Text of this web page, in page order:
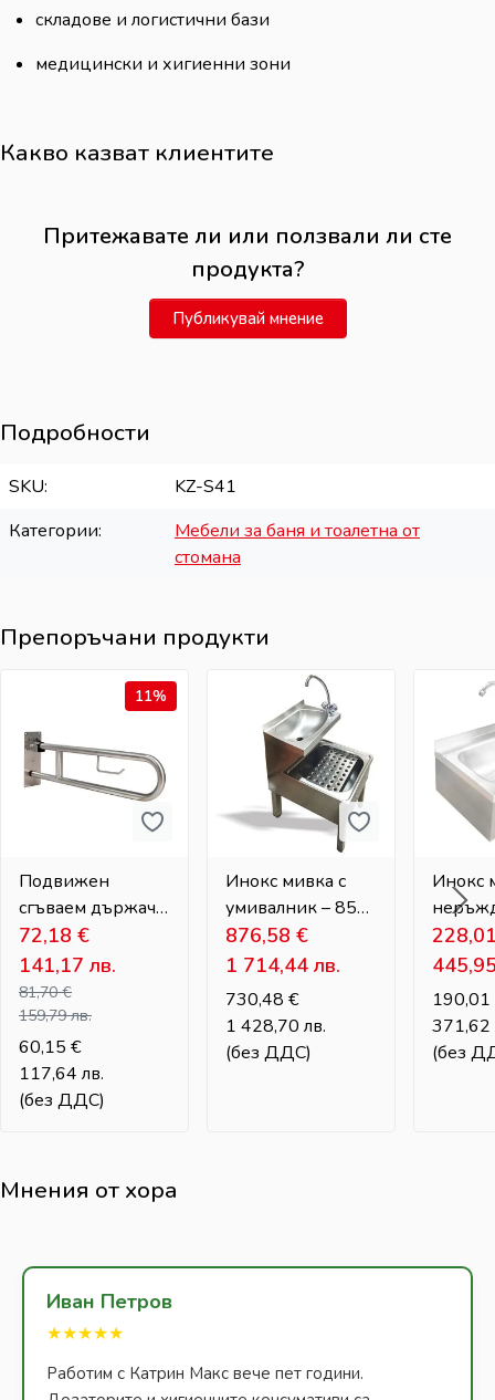
складове и логистични бази
медицински и хигиенни зони
Какво казват клиентите
Притежавате ли или ползвали ли сте
продукта?
Публикувай мнение
Подробности
SKU
KZ-S41
Категории
Мебели за баня и тоалетна от
стомана
Препоръчани продукти
11%
Подвижен
сгъваем държач
и разделител за
тоалетни за
инвалиди
72,18 €
141,17 лв.
81,70€
159,79лв.
60,15 €
117,64 лв.
(без ДДС)
Инокс мивка с
умивалник – 850
× 500 × 600 mm
876,58€
1 714,44 лв.
730,48€
1 428,70 лв.
(без ДДС)
Инокс
295 ×
190,01
371,62
(без
Мнения от хора
Иван Петров
★★★★★
Работим с Катрин Макс вече пет години.